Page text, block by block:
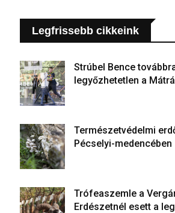
Legfrissebb cikkeink
Strúbel Bence
legyőzhetetlen a
Természetvédelmi
Pécselyi-medencében
Trófeaszemle a
Erdészetnél esett a